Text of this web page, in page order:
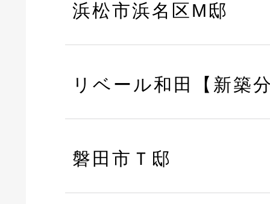
浜松市浜名区M邸
リベール和田【新築
磐田市Ｔ邸